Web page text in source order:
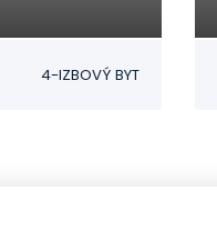
4-IZBOVÝ BYT